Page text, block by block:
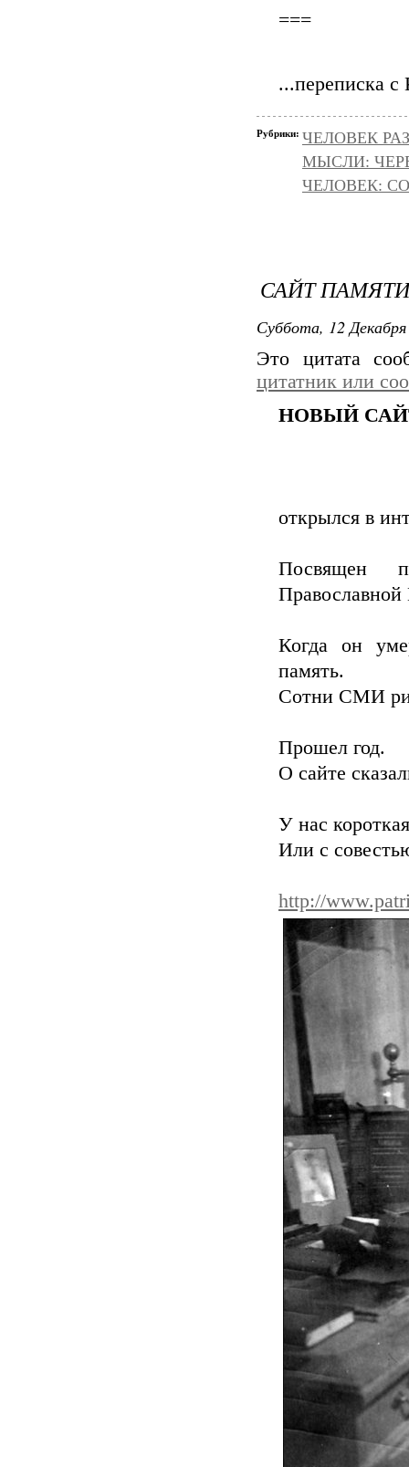
===
...переписка с
Рубрики: ЧЕЛОВЕК
МЫСЛИ:
ЧЕЛОВЕК:
САЙТ
Суббота, 12
Это цитата
цитатник или
НОВЫЙ
открылся в
Посвящен
Православной
Когда он
память.
Сотни СМИ
Прошел год.
О сайте
У нас
Или с
http://